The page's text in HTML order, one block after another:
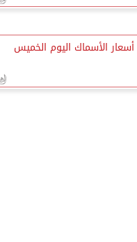
أسعار الأسماك اليوم الخميس